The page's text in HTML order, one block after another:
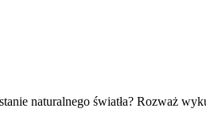
naturalnego światła? Rozważ